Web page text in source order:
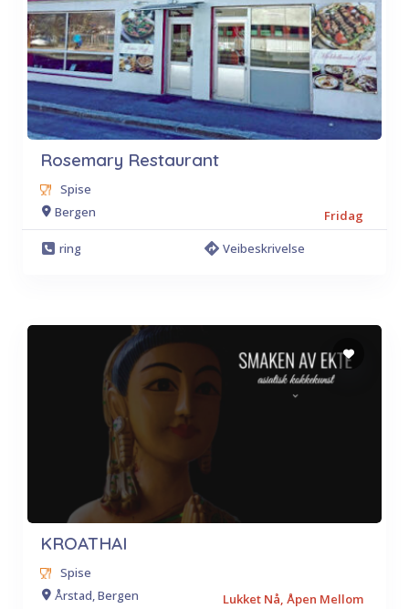
Rosemary Restaurant
Spise
Bergen
Fridag
ring
Veibeskrivelse
KROATHAI
Spise
Årstad, Bergen
Lukket Nå, Åpen Mellom